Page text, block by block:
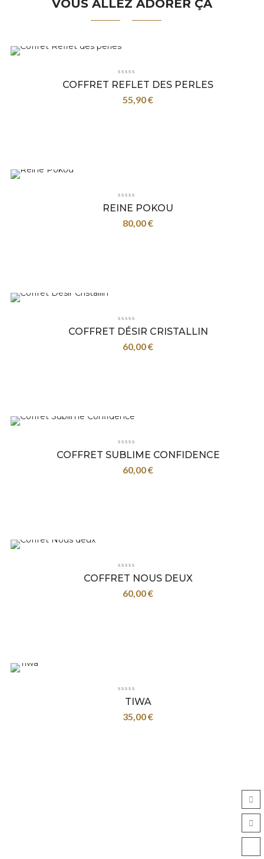
VOUS ALLEZ ADORER ÇA
COFFRET REFLET DES PERLES
55,90€
REINE POKOU
80,00€
COFFRET DÉSIR CRISTALLIN
60,00€
COFFRET SUBLIME CONFIDENCE
60,00€
COFFRET NOUS DEUX
60,00€
TIWA
35,00€